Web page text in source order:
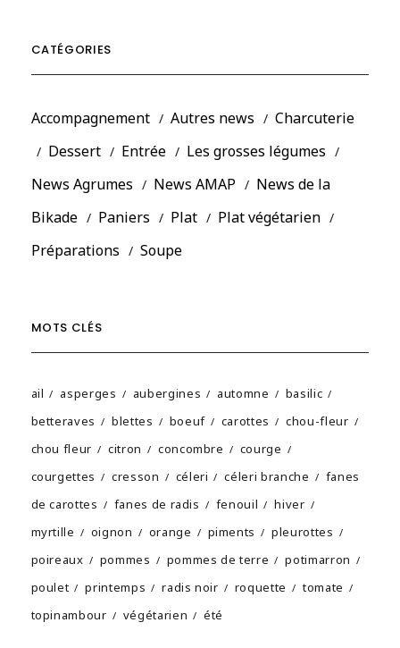
CATÉGORIES
Accompagnement Autres news
Charcuterie
Dessert
Entrée
Les grosses légumes
News Agrumes
News AMAP
News de la
Bikade
Paniers Plat
Plat végétarien
Préparations
Soupe
MOTS CLÉS
ail asperges aubergines automne
basilic
betteraves
blettes boeuf carottes
chou-fleur
chou fleur
citron concombre
courge
courgettes
cresson céleri céleri branche
fanes
de carottes
fanes de radis fenouil
hiver
myrtille
oignon orange piments
pleurottes
poireaux
pommes pommes de terre
potimarron
poulet
printemps radis noir roquette
tomate
topinambour
végétarien été